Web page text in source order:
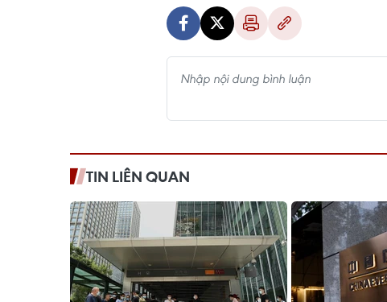
TIN LIÊN QUAN